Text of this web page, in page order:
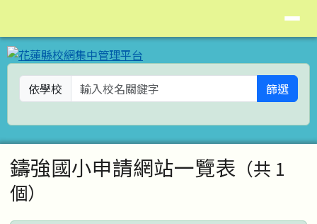
依學校 篩選
主內容區域
鑄強國小申請網站一覽表 （共 1
個）
頁尾區域